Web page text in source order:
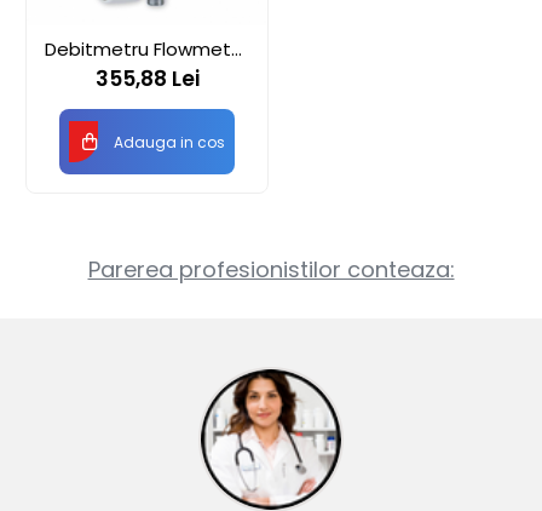
Debitmetru Flowmeter
RS vertical cu bila
355,88 Lei
Adauga in cos
Parerea profesionistilor conteaza: